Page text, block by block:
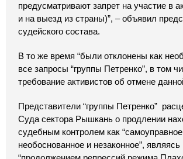
предусматривают запрет на участие в
и на выезд из страны)”, – объявил
судейского состава.
В то же время “были отклонены как
все запросы “группы Петренко”, в том
требование активистов об отмене
Представители “группы Петренко”
Суда сектора Рышкань о продлении
судебным контролем как
необоснованное и незаконное”, являясь